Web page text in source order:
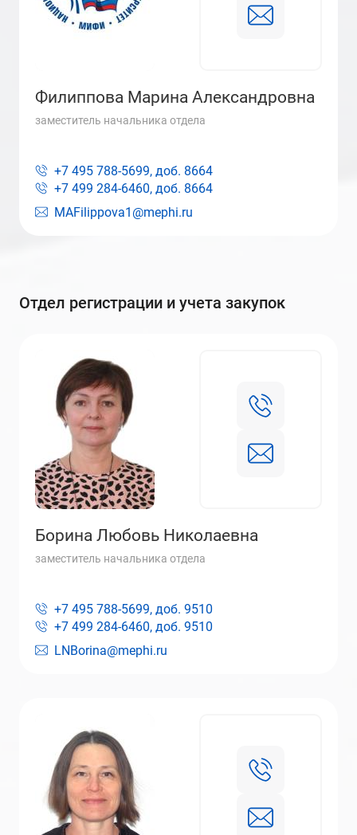
Филиппова Марина Александровна
заместитель начальника отдела
MAFilippova1@mephi.ru
+7 495 788-5699, доб. 8664
+7 499 284-6460, доб. 8664
Отдел регистрации и учета закупок
Борина Любовь Николаевна
заместитель начальника отдела
LNBorina@mephi.ru
+7 495 788-5699, доб. 9510
+7 499 284-6460, доб. 9510